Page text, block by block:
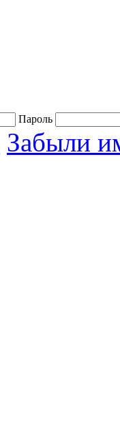
Пароль
Забыли